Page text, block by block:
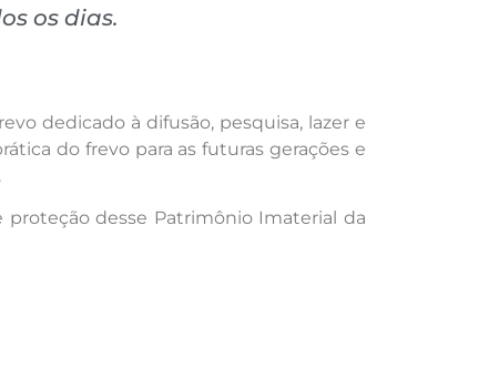
os dias.
dedicado à difusão, pesquisa, lazer e
do frevo para as futuras gerações e
proteção desse Patrimônio Imaterial da